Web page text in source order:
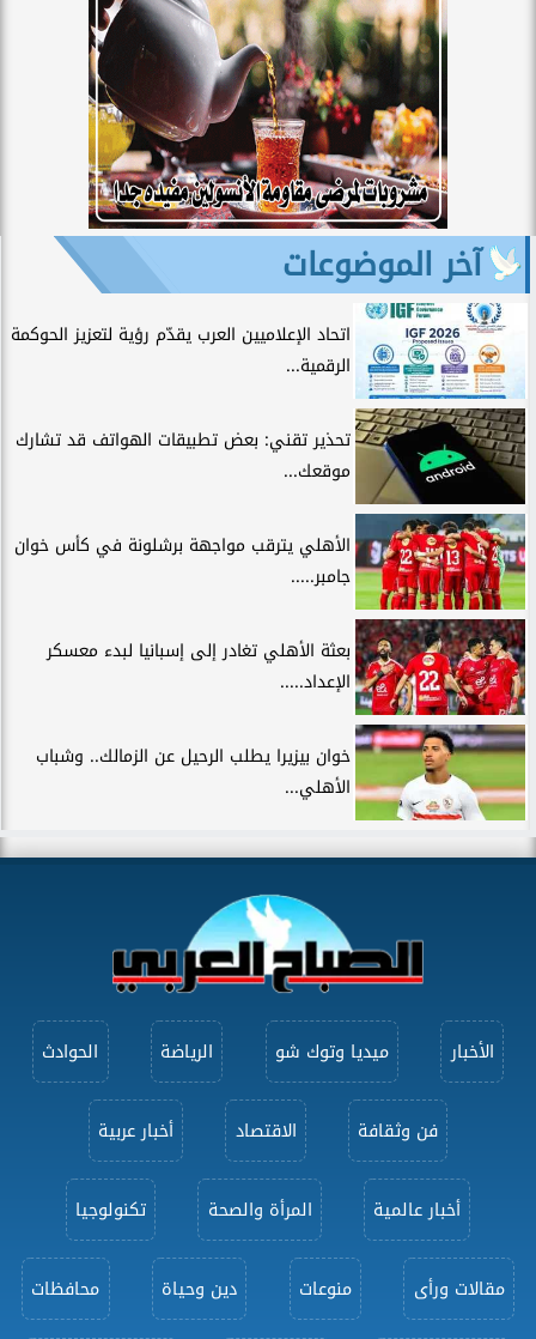
آخر الموضوعات
اتحاد الإعلاميين العرب يقدّم رؤية لتعزيز الحوكمة
الرقمية...
تحذير تقني: بعض تطبيقات الهواتف قد تشارك
موقعك...
الأهلي يترقب مواجهة برشلونة في كأس خوان
جامبر.....
بعثة الأهلي تغادر إلى إسبانيا لبدء معسكر
الإعداد.....
خوان بيزيرا يطلب الرحيل عن الزمالك.. وشباب
الأهلي...
الأخبار ميديا وتوك شو الرياضة الحوادث
فن وثقافة الاقتصاد أخبار عربية
أخبار عالمية المرأة والصحة تكنولوجيا
مقالات ورأى منوعات دين وحياة محافظات